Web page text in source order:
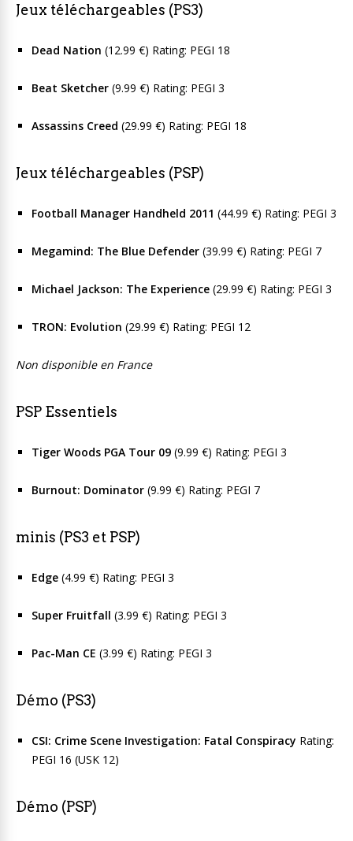
Jeux téléchargeables (PS3)
Dead Nation (12.99 €) Rating: PEGI 18
Beat Sketcher (9.99 €) Rating: PEGI 3
Assassins Creed (29.99 €) Rating: PEGI 18
Jeux téléchargeables (PSP)
Football Manager Handheld 2011 (44.99 €) Rating: PEGI 3
Megamind: The Blue Defender (39.99 €) Rating: PEGI 7
Michael Jackson: The Experience (29.99 €) Rating: PEGI 3
TRON: Evolution (29.99 €) Rating: PEGI 12
Non disponible en France
PSP Essentiels
Tiger Woods PGA Tour 09 (9.99 €) Rating: PEGI 3
Burnout: Dominator (9.99 €) Rating: PEGI 7
minis (PS3 et PSP)
Edge (4.99 €) Rating: PEGI 3
Super Fruitfall (3.99 €) Rating: PEGI 3
Pac-Man CE (3.99 €) Rating: PEGI 3
Démo (PS3)
CSI: Crime Scene Investigation: Fatal Conspiracy Rating:
PEGI 16 (USK 12)
Démo (PSP)